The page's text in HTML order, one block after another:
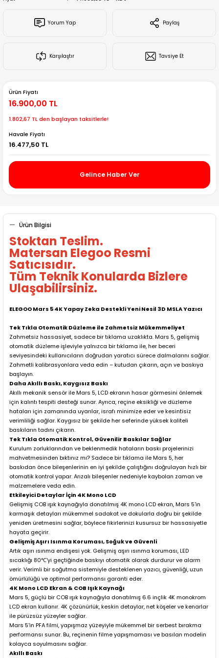
Creality K Serisi
Yorum Yap Paylaş
Karşılaştır Tavsiye Et
Ürün Fiyatı
16.900,00 TL
1.802,67 TL den başlayan taksitlerle!
Havale Fiyatı
16.477,50 TL
Gelince Haber Ver
Ürün Bilgisi
Stoktan Teslim.
Matersan Elegoo Resmi
Satıcısıdır.
Tüm Teknik Konularda Bizlere
Ulaşabilirsiniz.
ELEGOO Mars 5 4K Yapay Zeka Destekli Yeni Nesil 3D MSLA Yazıcı
Tek Tıkla Otomatik Düzleme ile Zahmetsiz Mükemmeliyet
Zahmetsiz hassasiyet, sadece bir tıklama uzaklıkta. Mars 5, gelişmiş
otomatik düzleme işleviyle yalnızca bir tıklama ile, her beceri
seviyesindeki kullanıcıların doğrudan yaratıcı sürece dalmalarını sağlar.
Zahmetli kalibrasyonlara veda edin – kutudan çıkarın, açın ve baskıya
başlayın.
Daha Akıllı Baskı, Kaygısız Baskı
Akıllı mekanik sensör ile Mars 5, LCD ekranın hasar görmesini önlemek
için kalıntı tespiti desteği sunar. Ayrıca, reçine eksikliği ve düzleme
hataları için zamanında uyarılar, israfı minimize eder ve kesintisiz
verimliliği sağlar. Kaygısız bir şekilde her seferinde yüksek kaliteli
baskıların tadını çıkarın.
Tek Tıkla Otomatik Kontrol, Güvenilir Baskılar Sağlar
Kurulum zorluklarından ve beklenmedik hataların baskı projelerinizi
mahvetmesinden bıktınız mı? Sadece bir tıklama ile Mars 5, her
baskıdan önce bileşenlerinin en iyi şekilde çalıştığını doğrulayan hızlı bir
otomatik kontrol yapar. Arızalı bileşenler nedeniyle kaybolan zaman ve
malzemelere veda edin.
Etkileyici Detaylar İçin 4K Mono LCD
Gelişmiş COB ışık kaynağıyla donatılmış 4K mono LCD ekran, Mars 5'in
karmaşık detayları mükemmel sadakat ve dokularla doğru bir şekilde
yeniden üretmesini sağlar, böylece fikirlerinizi kusursuz bir hassasiyetle
hayata geçirir.
Gelişmiş Aşırı Isınma Koruması, Soğuk ve Güvenli
Artık aşırı ısınma endişesi yok. Gelişmiş aşırı ısınma koruması, LED
sıcaklığı 80℃'yi geçtiğinde baskıyı otomatik olarak durdurur ve alarm
verir. Verimli bir soğutma sistemiyle desteklenen yazıcı, güvenliği, uzun
ömürlülüğü ve optimal performansı garanti eder.
4K Mono LCD Ekran & COB Işık Kaynağı
Mars 5, güçlü bir COB ışık kaynağıyla donatılmış 6.6 inçlik 4K monokrom
LCD ekran kullanır. 4K çözünürlük, keskin detaylar, net köşeler ve kenarlar
ile pürüzsüz yüzeyler sağlar.
Mars 5'in PFA filmi, yapışmaz yüzeyiyle mükemmel bir serbest bırakma
performansı sunar. Bu, reçinenin filme yapışmaması ve basılan modelin
kolayca soyulmasını sağlar.
Akıllı Baskı